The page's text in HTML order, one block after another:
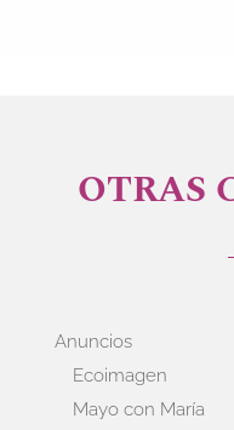
OTRAS
Anuncios
Ecoimagen
Mayo con María